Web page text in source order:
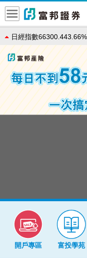
日經指數
恆生指數
道瓊指數
那斯達克指數26363.44-
法國
開戶專區 富投學苑